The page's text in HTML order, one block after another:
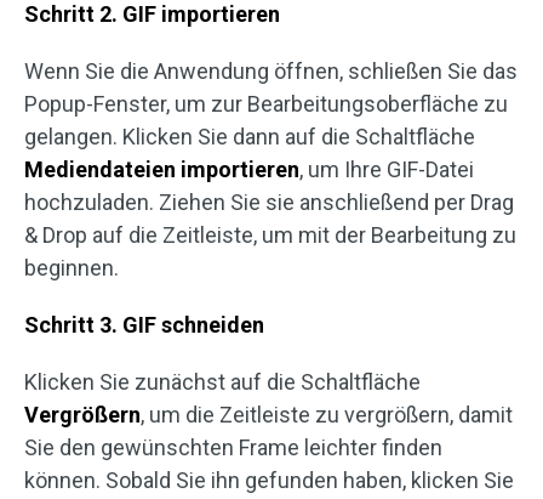
Schritt 2. GIF importieren
Wenn Sie die Anwendung öffnen, schließen Sie das
Popup-Fenster, um zur Bearbeitungsoberfläche zu
gelangen. Klicken Sie dann auf die Schaltfläche
Mediendateien importieren, um Ihre GIF-Datei
hochzuladen. Ziehen Sie sie anschließend per Drag
& Drop auf die Zeitleiste, um mit der Bearbeitung zu
beginnen.
Schritt 3. GIF schneiden
Klicken Sie zunächst auf die Schaltfläche
Vergrößern, um die Zeitleiste zu vergrößern, damit
Sie den gewünschten Frame leichter finden
können. Sobald Sie ihn gefunden haben, klicken Sie